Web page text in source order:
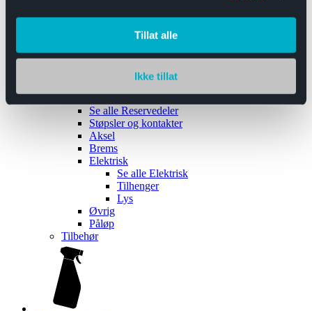
Tillat alle
Ikke tillat
Båthengere
Reservedeler
Se alle Reservedeler
Støpsler og kontakter
Aksel
Brems
Elektrisk
Se alle Elektrisk
Tilhenger
Lys
Øvrig
Påløp
Tilbehør